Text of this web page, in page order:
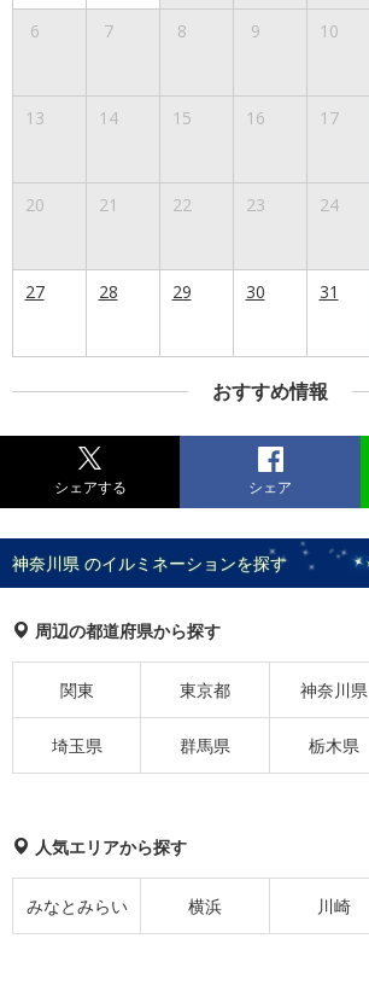
6 7 8 9 10
13 14 15 16 17
20 21 22 23 24
27 28 29 30 31
おすすめ情報
シェアする シェア
神奈川県 のイルミネーションを探す
周辺の都道府県から探す
関東 東京都 神奈川県
埼玉県 群馬県 栃木県
人気エリアから探す
みなとみらい 横浜 川崎